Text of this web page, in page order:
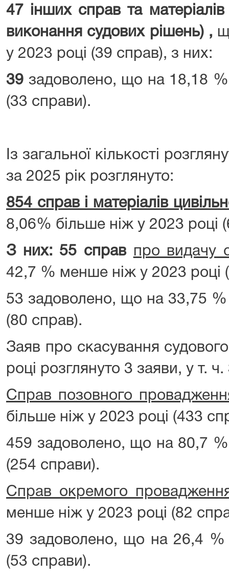
47 інших справ та
виконання судових рішень) ,
у 2023 році (39 справ), з них:
39 задоволено, що на 18,18
(33 справи).
Із загальної кількості
за 2025 рік розглянуто:
854 справ і матеріалів
8,06% більше ніж у 2023 році
З них: 55 справ про видачу
42,7 % менше ніж у 2023 році
53 задоволено, що на 33,75
(80 справ).
Заяв про скасування
році розглянуто 3 заяви, у т.
Справ позовного
більше ніж у 2023 році (433
459 задоволено, що на 80,7 %
(254 справи).
Справ окремого
менше ніж у 2023 році (82
39 задоволено, що на 26,4
(53 справи).